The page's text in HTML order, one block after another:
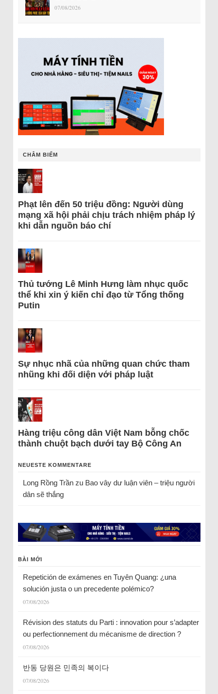
07/08/2026
CHÂM BIẾM
Phạt lên đến 50 triệu đồng: Người dùng
mạng xã hội phải chịu trách nhiệm pháp lý
khi dẫn nguồn báo chí
Thủ tướng Lê Minh Hưng làm nhục quốc
thể khi xin ý kiến chỉ đạo từ Tổng thống
Putin
Sự nhục nhã của những quan chức tham
nhũng khi đối diện với pháp luật
Hàng triệu công dân Việt Nam bỗng chốc
thành chuột bạch dưới tay Bộ Công An
NEUESTE KOMMENTARE
Long Rồng Trầnzu Bao vây dư luận viên – triệu người
dân sẽ thắng
BÀI MỚI
Repetición de exámenes en Tuyên Quang: ¿una
solución justa o un precedente polémico?
07/08/2026
Révision des statuts du Parti : innovation pour s’adapter
ou perfectionnement du mécanisme de direction ?
07/08/2026
반동 당원은 민족의 복이다
07/08/2026